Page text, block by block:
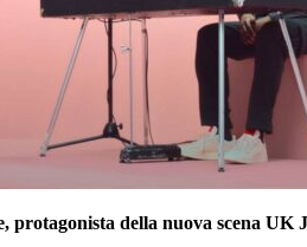
protagonista della nuova scena